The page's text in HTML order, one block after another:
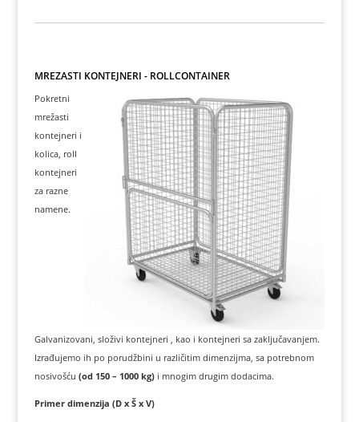
MREŽASTI KONTEJNERI - ROLLCONTAINER
Pokretni
mrežasti
kontejneri i
kolica, roll
kontejneri
za razne
namene.
Galvanizovani, složivi kontejneri , kao i kontejneri sa zaključavanjem.
Izrađujemo ih po porudžbini u različitim dimenzijma, sa potrebnom
nosivošću (od 150 – 1000 kg)i mnogim drugim dodacima.
Primer dimenzija (D x Š x V)